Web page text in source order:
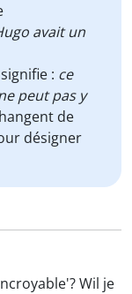
avait un
: ce
peut pas y
de
désigner
Wil je